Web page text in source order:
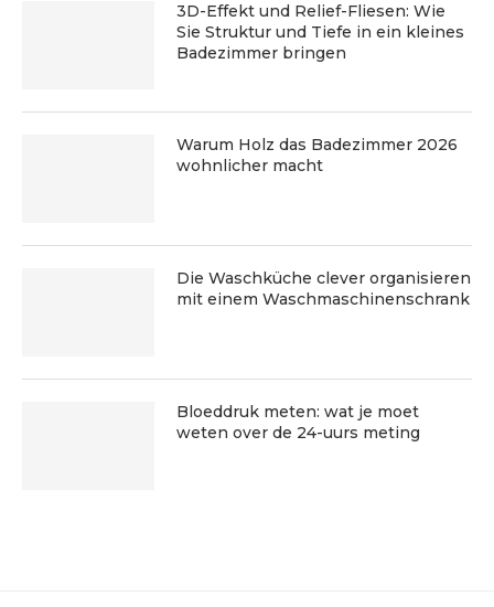
3D-Effekt und Relief-Fliesen: Wie
Sie Struktur und Tiefe in ein kleines
Badezimmer bringen
Warum Holz das Badezimmer 2026
wohnlicher macht
Die Waschküche clever organisieren
mit einem Waschmaschinenschrank
Bloeddruk meten: wat je moet
weten over de 24-uurs meting